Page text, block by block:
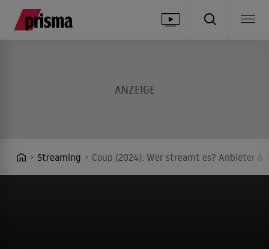
Streaming Coup (2024): Wer streamt es? Anbieter &